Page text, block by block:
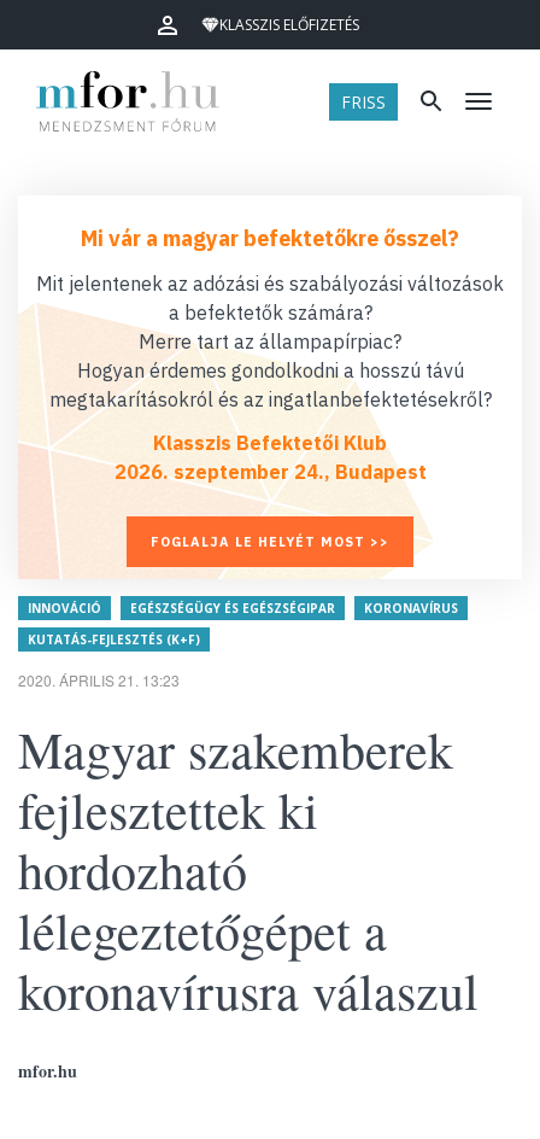
KLASSZIS ELŐFIZETÉS
FRISS Menü
Mi vár a magyar befektetőkre ősszel?
Mit jelentenek az adózási és szabályozási változások
a befektetők számára?
Merre tart az állampapírpiac?
Hogyan érdemes gondolkodni a hosszú távú
megtakarításokról és az ingatlanbefektetésekről?
Klasszis Befektetői Klub
2026. szeptember 24., Budapest
FOGLALJA LE HELYÉT MOST >>
INNOVÁCIÓ EGÉSZSÉGÜGY ÉS EGÉSZSÉGIPAR
KORONAVÍRUS
KUTATÁS-FEJLESZTÉS (K+F)
2020. ÁPRILIS 21. 13:23
Magyar szakemberek
fejlesztettek ki
hordozható
lélegeztetőgépet a
koronavírusra válaszul
mfor.hu